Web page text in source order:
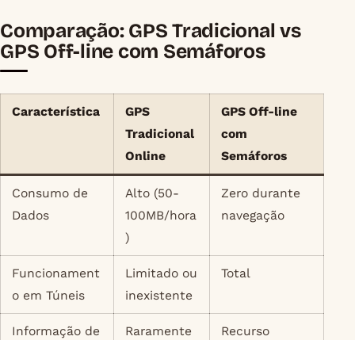
Comparação: GPS Tradicional vs
GPS Off-line com Semáforos
Característica
GPS
Tradicional
Online
GPS Off-line
com
Semáforos
Consumo de
Dados
Alto (50-
100MB/hora
)
Zero durante
navegação
Funcionament
o em Túneis
Limitado ou
inexistente
Total
Informação de
Raramente
Recurso